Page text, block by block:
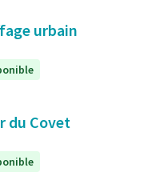
urbain
du Covet